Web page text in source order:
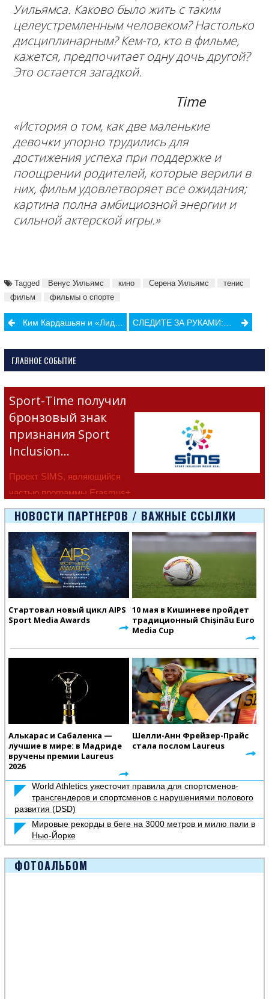
Уильямса. Каково было жить с таким
целеустремленным человеком? Настолько
дисциплинарным? Кем-то, кто в фильме,
кажется, предпочитает одну дочь другой?
Это остается загадкой.
Time
«История о том, как две маленькие
девочки упорно трудились для
достижения успеха при поддержке и
поощрении родителей, которые верили в
них, фильм удовлетворяет все ожидания;
картина полна амбициозной энергии и
сильной актерской игры.»
Tagged Венус Уильямс кино Серена Уильямс
тенис
фильм
фильмы о спорте
PostКим Кардашьян и «Лидс» помогли спасти афганских футболисток СЛЕДИТЕ ЗА РУКАМИ: «КРУЧУ, ВЕРЧУ, ВСЕХ СДЕЛАТЬ ХОЧУ»
ГЛАВНОЕ СОБЫТИЕ
Sport-Time получил
бронзовый знак
признания Sport
Inclusion…
Проект SIMS, являющийся
частью программы Erasmus+
Европейско
НОВОСТИ ПАРТНЕРОВ / ВАЖНЫЕ ССЫЛКИ
Стартовал новый цикл AIPS
Sport Media Awards
10 мая в Кишиневе пройдет
традиционный Chișinău Euro
Media Cup
Алькарас и Сабаленка —
лучшие в мире: в Мадриде
вручены премии Laureus
2026
Шелли-Анн Фрейзер-Прайс
стала послом Laureus
World Athletics ужесточит правила для спортсменов-
трансгендеров и спортсменов с нарушениями полового
развития (DSD)
Мировые рекорды в беге на 3000 метров и милю пали в
Нью-Йорке
ФОТОАЛЬБОМ